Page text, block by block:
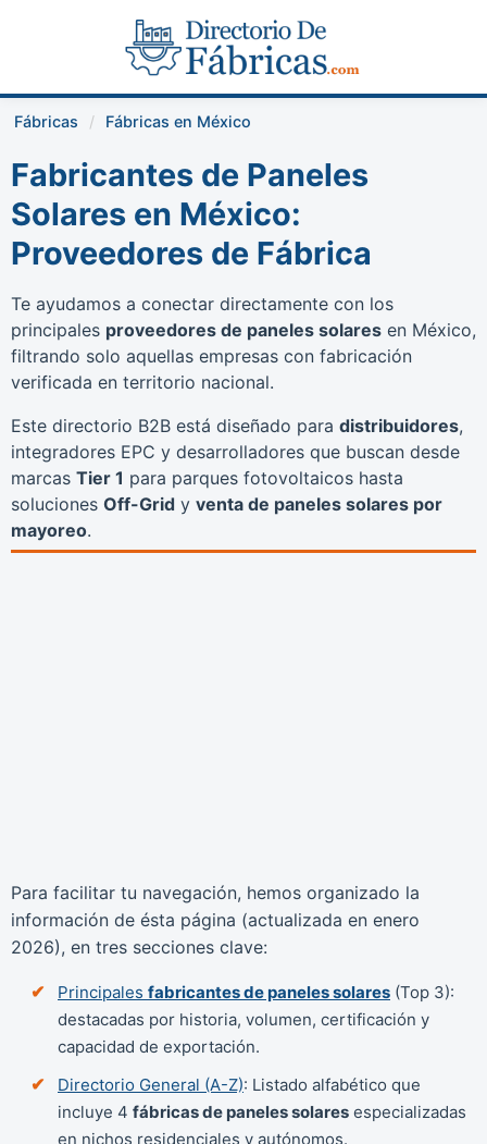
Fábricas Fábricas en México
Fabricantes de Paneles
Solares en México:
Proveedores de Fábrica
Te ayudamos a conectar directamente con los
principales proveedores de paneles solares en México,
filtrando solo aquellas empresas con fabricación
verificada en territorio nacional.
Este directorio B2B está diseñado para distribuidores,
integradores EPC y desarrolladores que buscan desde
marcas Tier 1 para parques fotovoltaicos hasta
soluciones Off-Grid y venta de paneles solares por
mayoreo.
Para facilitar tu navegación, hemos organizado la
información de ésta página (actualizada en enero
2026), en tres secciones clave:
Principales fabricantes de paneles solares (Top 3):
destacadas por historia, volumen, certificación y
capacidad de exportación.
Directorio General (A-Z): Listado alfabético que
incluye 4 fábricas de paneles solares especializadas
en nichos residenciales y autónomos.